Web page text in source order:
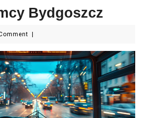
Bydgoszcz